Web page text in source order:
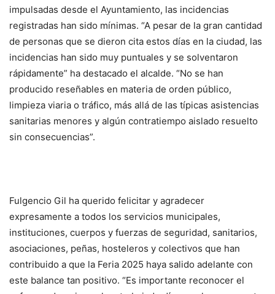
impulsadas desde el Ayuntamiento, las incidencias
registradas han sido mínimas. “A pesar de la gran cantidad
de personas que se dieron cita estos días en la ciudad, las
incidencias han sido muy puntuales y se solventaron
rápidamente” ha destacado el alcalde. “No se han
producido reseñables en materia de orden público,
limpieza viaria o tráfico, más allá de las típicas asistencias
sanitarias menores y algún contratiempo aislado resuelto
sin consecuencias”.
Fulgencio Gil ha querido felicitar y agradecer
expresamente a todos los servicios municipales,
instituciones, cuerpos y fuerzas de seguridad, sanitarios,
asociaciones, peñas, hosteleros y colectivos que han
contribuido a que la Feria 2025 haya salido adelante con
este balance tan positivo. “Es importante reconocer el